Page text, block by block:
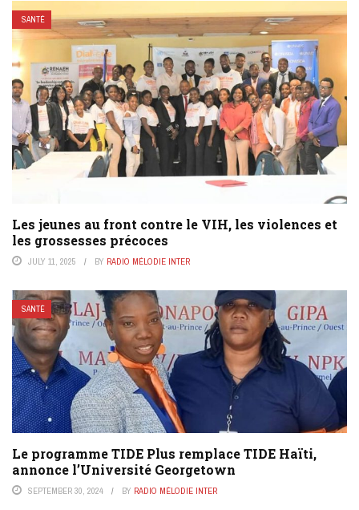
SANTÉ
Les jeunes au front contre le VIH, les violences et
les grossesses précoces
JULY 11, 2025 BY RADIO MÉLODIE INTER
SANTÉ
Le programme TIDE Plus remplace TIDE Haïti,
annonce l’Université Georgetown
SEPTEMBER 30, 2024 BY RADIO MÉLODIE INTER